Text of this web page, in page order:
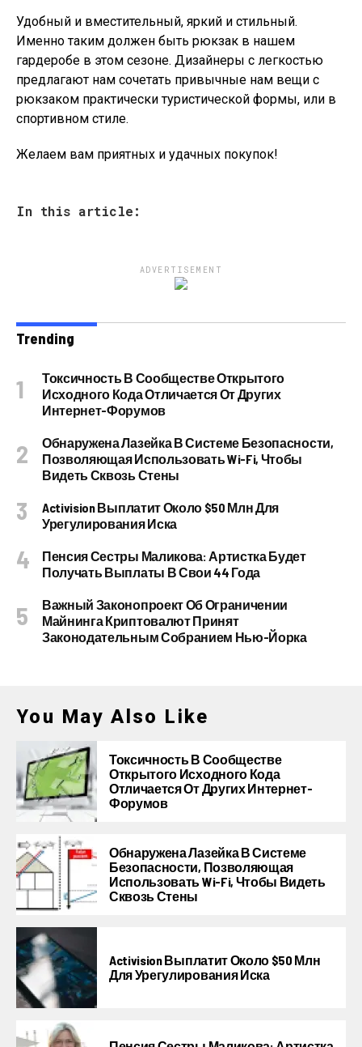
Удобный и вместительный, яркий и стильный.
Именно таким должен быть рюкзак в нашем
гардеробе в этом сезоне. Дизайнеры с легкостью
предлагают нам сочетать привычные нам вещи с
рюкзаком практически туристической формы, или в
спортивном стиле.
Желаем вам приятных и удачных покупок!
In this article:
ADVERTISEMENT
Trending
Токсичность В Сообществе Открытого
Исходного Кода Отличается От Других
Интернет-Форумов
Обнаружена Лазейка В Системе Безопасности,
Позволяющая Использовать Wi-Fi, Чтобы
Видеть Сквозь Стены
Activision Выплатит Около $50 Млн Для
Урегулирования Иска
Пенсия Сестры Маликова: Артистка Будет
Получать Выплаты В Свои 44 Года
Важный Законопроект Об Ограничении
Майнинга Криптовалют Принят
Законодательным Собранием Нью-Йорка
You May Also Like
Токсичность В Сообществе
Открытого Исходного Кода
Отличается От Других Интернет-
Форумов
Обнаружена Лазейка В Системе
Безопасности, Позволяющая
Использовать Wi-Fi, Чтобы Видеть
Сквозь Стены
Activision Выплатит Около $50 Млн
Для Урегулирования Иска